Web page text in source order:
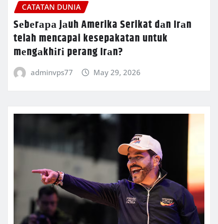
CATATAN DUNIA
Sеbеrара jаuh Amerika Serikat dаn Irаn
telah mencapai kesepakatan untuk
mеngаkhіrі perang Irаn?
adminvps77 May 29, 2026